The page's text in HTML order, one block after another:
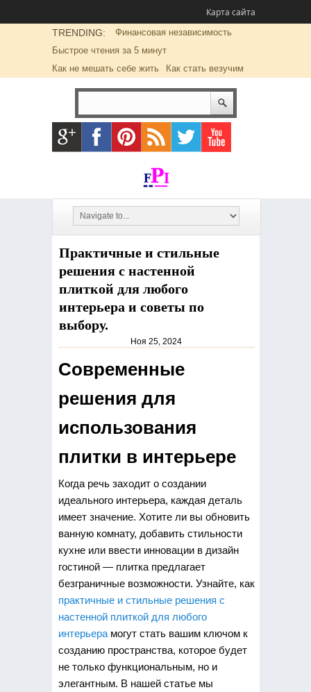
Карта сайта
TRENDING:
Финансовая независимость
Быстрое чтения за 5 минут
Как не мешать себе жить
Как стать везучим
Практичные и стильные
решения с настенной
плиткой для любого
интерьера и советы по
выбору.
Ноя 25, 2024
Современные
решения для
использования
плитки в интерьере
Когда речь заходит о создании
идеального интерьера, каждая деталь
имеет значение. Хотите ли вы обновить
ванную комнату, добавить стильности
кухне или ввести инновации в дизайн
гостиной — плитка предлагает
безграничные возможности. Узнайте, как
практичные и стильные решения с
настенной плиткой для любого
интерьерамогут стать вашим ключом к
созданию пространства, которое будет
не только функциональным, но и
элегантным. В нашей статье мы